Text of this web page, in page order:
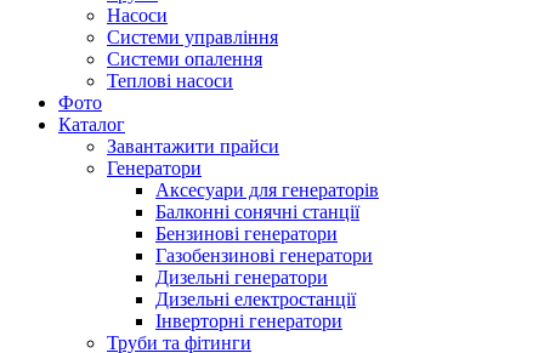
Насоси
Системи управління
Системи опалення
Теплові насоси
Фото
Каталог
Завантажити прайси
Генератори
Аксесуари для генераторів
Балконні сонячні станції
Бензинові генератори
Газобензинові генератори
Дизельні генератори
Дизельні електростанції
Інверторні генератори
Труби та фітинги